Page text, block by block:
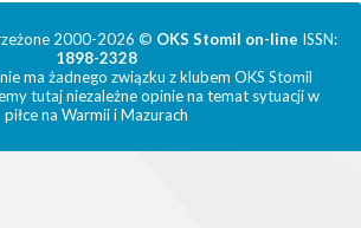
2000-2026 © OKS Stomil on-line ISSN:
1898-2328
ma żadnego związku z klubem OKS Stomil
tutaj niezależne opinie na temat sytuacji w
piłce na Warmii i Mazurach